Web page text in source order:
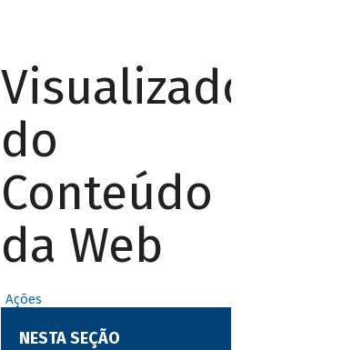
Visualizador
do
Conteúdo
da Web
Ações
NESTA SEÇÃO